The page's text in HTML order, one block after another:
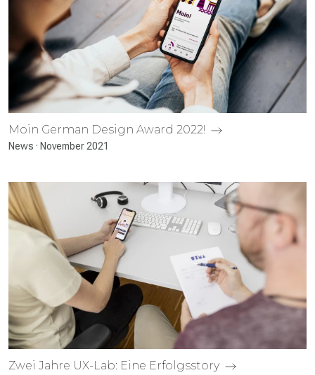
Moin German Design Award 2022!
News · November 2021
Zwei Jahre UX-Lab: Eine Erfolgs­story